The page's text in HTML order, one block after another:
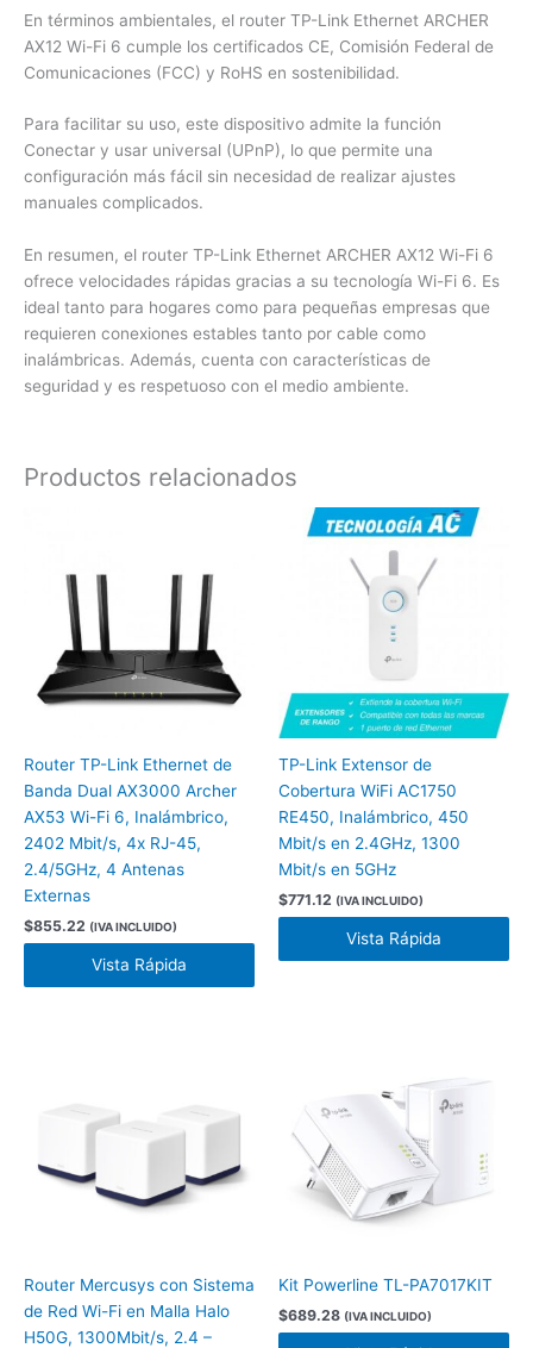
En términos ambientales, el router TP-Link Ethernet ARCHER
AX12 Wi-Fi 6 cumple los certificados CE, Comisión Federal de
Comunicaciones (FCC) y RoHS en sostenibilidad.
Para facilitar su uso, este dispositivo admite la función
Conectar y usar universal (UPnP), lo que permite una
configuración más fácil sin necesidad de realizar ajustes
manuales complicados.
En resumen, el router TP-Link Ethernet ARCHER AX12 Wi-Fi 6
ofrece velocidades rápidas gracias a su tecnología Wi-Fi 6. Es
ideal tanto para hogares como para pequeñas empresas que
requieren conexiones estables tanto por cable como
inalámbricas. Además, cuenta con características de
seguridad y es respetuoso con el medio ambiente.
Productos relacionados
Router TP-Link Ethernet de
Banda Dual AX3000 Archer
AX53 Wi-Fi 6, Inalámbrico,
2402 Mbit/s, 4x RJ-45,
2.4/5GHz, 4 Antenas
Externas
$855.22 (IVA INCLUIDO)
Vista Rápida
TP-Link Extensor de
Cobertura WiFi AC1750
RE450, Inalámbrico, 450
Mbit/s en 2.4GHz, 1300
Mbit/s en 5GHz
$771.12 (IVA INCLUIDO)
Vista Rápida
Router Mercusys con Sistema
de Red Wi-Fi en Malla Halo
H50G, 1300Mbit/s, 2.4 –
Kit Powerline TL-PA7017KIT
$689.28 (IVA INCLUIDO)